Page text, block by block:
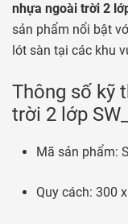
nhựa ngoài trời 2
sản phẩm nổi bật
lót sàn tại các khu
Thông số kỹ
trời 2 lớp
Mã sản phẩm:
Quy cách: 300